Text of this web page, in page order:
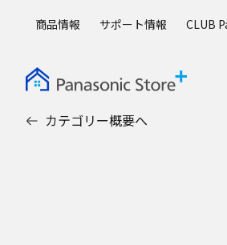
商品情報 サポート情報 CLUB
カテゴリー概要へ